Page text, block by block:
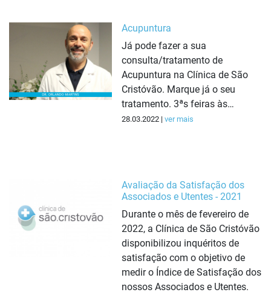
Acupuntura
Já pode fazer a sua
consulta/tratamento de
Acupuntura na Clínica de São
Cristóvão. Marque já o seu
tratamento. 3ªs feiras às…
28.03.2022 | ver mais
Avaliação da Satisfação dos
Associados e Utentes - 2021
Durante o mês de fevereiro de
2022, a Clínica de São Cristóvão
disponibilizou inquéritos de
satisfação com o objetivo de
medir o Índice de Satisfação dos
nossos Associados e Utentes.